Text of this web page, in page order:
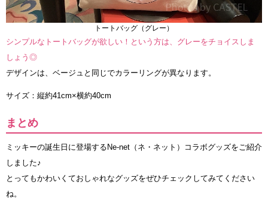
トートバッグ（グレー）
シンプルなトートバッグが欲しい！という方は、グレーをチョイスしま
しょう◎
デザインは、ベージュと同じでカラーリングが異なります。
サイズ：縦約41cm×横約40cm
まとめ
ミッキーの誕生日に登場するNe-net（ネ・ネット）コラボグッズをご紹介
しました♪
とってもかわいくておしゃれなグッズをぜひチェックしてみてください
ね。